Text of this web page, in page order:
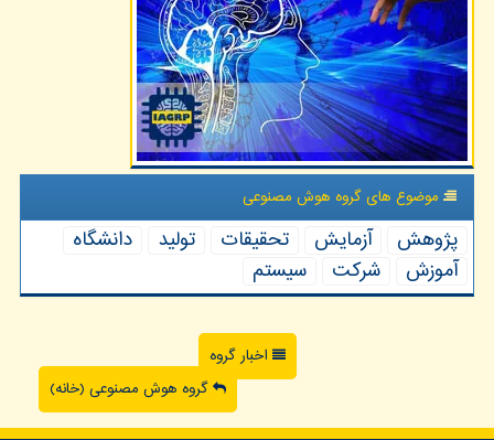
موضوع های گروه هوش مصنوعی
پژوهش آزمایش تحقیقات تولید
دانشگاه
آموزش
شركت سیستم
اخبار گروه
گروه هوش مصنوعی (خانه)